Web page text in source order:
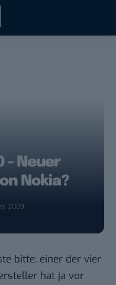
– Neuer
Nokia?
2009
bitte: einer der vier
hat ja vor